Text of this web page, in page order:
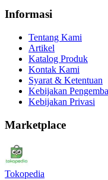
Informasi
Tentang Kami
Artikel
Katalog Produk
Kontak Kami
Syarat & Ketentuan
Kebijakan
Kebijakan Privasi
Marketplace
Tokopedia